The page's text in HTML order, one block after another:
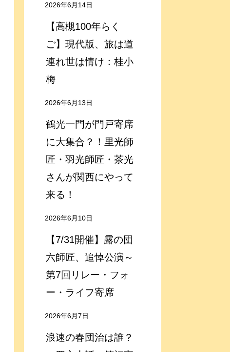
2026年6月14日
【高槻100年らく
ご】現代版、旅は道
連れ世は情け：桂小
梅
2026年6月13日
鶴光一門が門戸寄席
に大集合？！里光師
匠・羽光師匠・茶光
さんが関西にやって
来る！
2026年6月10日
【7/31開催】露の団
六師匠、追悼公演～
第7回リレー・フォ
ー・ライフ寄席
2026年6月7日
浪速の春団治は誰？